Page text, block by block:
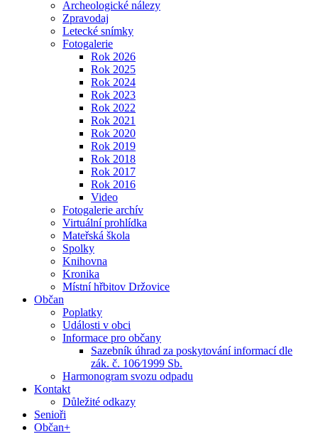
Archeologické nálezy
Zpravodaj
Letecké snímky
Fotogalerie
Rok 2026
Rok 2025
Rok 2024
Rok 2023
Rok 2022
Rok 2021
Rok 2020
Rok 2019
Rok 2018
Rok 2017
Rok 2016
Video
Fotogalerie archív
Virtuální prohlídka
Mateřská škola
Spolky
Knihovna
Kronika
Místní hřbitov Držovice
Občan
Poplatky
Události v obci
Informace pro občany
Sazebník úhrad za poskytování informací dle
zák. č. 106⁄1999 Sb.
Harmonogram svozu odpadu
Kontakt
Důležité odkazy
Senioři
Občan+